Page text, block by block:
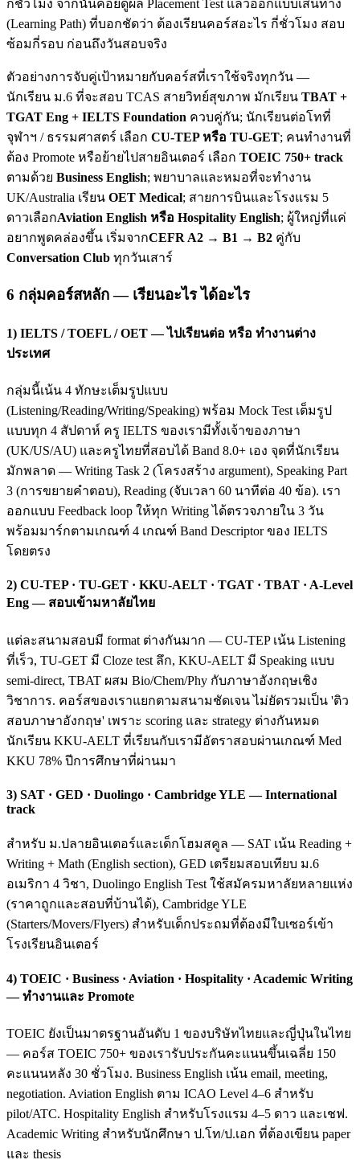
กี่ชั่วโมง จากนั้นค่อยดูผล Placement Test แล้วออกแบบเส้นทาง
(Learning Path) ที่บอกชัดว่า ต้องเรียนคอร์สอะไร กี่ชั่วโมง สอบ
ซ้อมกี่รอบ ก่อนถึงวันสอบจริง
ตัวอย่างการจับคู่เป้าหมายกับคอร์สที่เราใช้จริงทุกวัน —
นักเรียน ม.6 ที่จะสอบ TCAS สายวิทย์สุขภาพ มักเรียน TBAT +
TGAT Eng + IELTS Foundation ควบคู่กัน; นักเรียนต่อโทที่
จุฬาฯ / ธรรมศาสตร์ เลือก CU-TEP หรือ TU-GET; คนทำงานที่
ต้อง Promote หรือย้ายไปสายอินเตอร์ เลือก TOEIC 750+ track
ตามด้วย Business English; พยาบาลและหมอที่จะทำงาน
UK/Australia เรียน OET Medical; สายการบินและโรงแรม 5
ดาวเลือกAviation English หรือ Hospitality English; ผู้ใหญ่ที่แค่
อยากพูดคล่องขึ้น เริ่มจากCEFR A2 → B1 → B2 คู่กับ
Conversation Club ทุกวันเสาร์
6 กลุ่มคอร์สหลัก — เรียนอะไร ได้อะไร
1) IELTS / TOEFL / OET — ไปเรียนต่อ หรือ ทำงานต่าง
ประเทศ
กลุ่มนี้เน้น 4 ทักษะเต็มรูปแบบ
(Listening/Reading/Writing/Speaking) พร้อม Mock Test เต็มรูป
แบบทุก 4 สัปดาห์ ครู IELTS ของเรามีทั้งเจ้าของภาษา
(UK/US/AU) และครูไทยที่สอบได้ Band 8.0+ เอง จุดที่นักเรียน
มักพลาด — Writing Task 2 (โครงสร้าง argument), Speaking Part
3 (การขยายคำตอบ), Reading (จับเวลา 60 นาทีต่อ 40 ข้อ). เรา
ออกแบบ Feedback loop ให้ทุก Writing ได้ตรวจภายใน 3 วัน
พร้อมมาร์กตามเกณฑ์ 4 เกณฑ์ Band Descriptor ของ IELTS
โดยตรง
2) CU-TEP · TU-GET · KKU-AELT · TGAT · TBAT · A-Level
Eng — สอบเข้ามหาลัยไทย
แต่ละสนามสอบมี format ต่างกันมาก — CU-TEP เน้น Listening
ที่เร็ว, TU-GET มี Cloze test ลึก, KKU-AELT มี Speaking แบบ
semi-direct, TBAT ผสม Bio/Chem/Phy กับภาษาอังกฤษเชิง
วิชาการ. คอร์สของเราแยกตามสนามชัดเจน ไม่ยัดรวมเป็น 'ติว
สอบภาษาอังกฤษ' เพราะ scoring และ strategy ต่างกันหมด
นักเรียน KKU-AELT ที่เรียนกับเรามีอัตราสอบผ่านเกณฑ์ Med
KKU 78% ปีการศึกษาที่ผ่านมา
3) SAT · GED · Duolingo · Cambridge YLE — International
track
สำหรับ ม.ปลายอินเตอร์และเด็กโฮมสคูล — SAT เน้น Reading +
Writing + Math (English section), GED เตรียมสอบเทียบ ม.6
อเมริกา 4 วิชา, Duolingo English Test ใช้สมัครมหาลัยหลายแห่ง
(ราคาถูกและสอบที่บ้านได้), Cambridge YLE
(Starters/Movers/Flyers) สำหรับเด็กประถมที่ต้องมีใบเซอร์เข้า
โรงเรียนอินเตอร์
4) TOEIC · Business · Aviation · Hospitality · Academic Writing
— ทำงานและ Promote
TOEIC ยังเป็นมาตรฐานอันดับ 1 ของบริษัทไทยและญี่ปุ่นในไทย
— คอร์ส TOEIC 750+ ของเรารับประกันคะแนนขึ้นเฉลี่ย 150
คะแนนหลัง 30 ชั่วโมง. Business English เน้น email, meeting,
negotiation. Aviation English ตาม ICAO Level 4–6 สำหรับ
pilot/ATC. Hospitality English สำหรับโรงแรม 4–5 ดาว และเชฟ.
Academic Writing สำหรับนักศึกษา ป.โท/ป.เอก ที่ต้องเขียน paper
และ thesis